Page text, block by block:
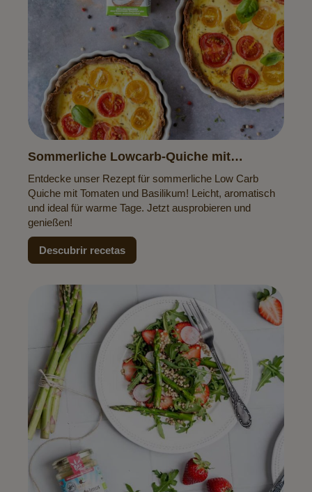
Sommerliche Lowcarb-Quiche mit
Entdecke unser Rezept für sommerliche Low Carb
Quiche mit Tomaten und Basilikum! Leicht, aromatisch
und ideal für warme Tage. Jetzt ausprobieren und
genießen!
Descubrir recetas